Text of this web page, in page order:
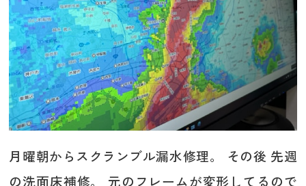
月曜朝からスクランブル漏水修理。 その後 先週
の洗面床補修。 元のフレームが変形してるので